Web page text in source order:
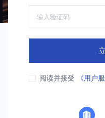
阅读并接受 《用户